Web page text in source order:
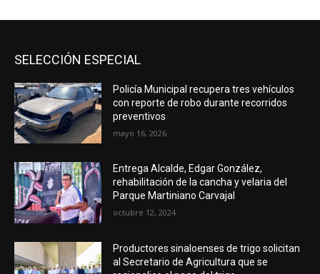
SELECCIÓN ESPECIAL
Policía Municipal recupera tres vehículos
con reporte de robo durante recorridos
preventivos
mayo 16, 2026
Entrega Alcalde, Edgar González,
rehabilitación de la cancha y velaria del
Parque Martiniano Carvajal
octubre 12, 2024
Productores sinaloenses de trigo solicitan
al Secretario de Agricultura que se